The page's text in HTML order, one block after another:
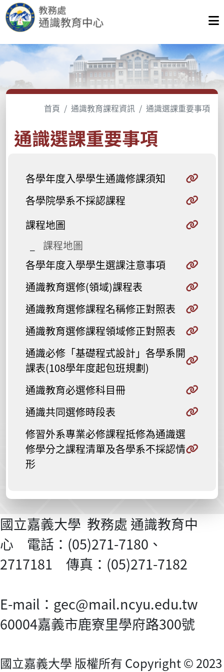
首頁 通識教育課程資訊 通識選課重要事項
通識選課重要事項
各學年度入學學生通識修課須知
各學院學系不採認課程
課程地圖
課程地圖
各學年度入學學生選課注意事項
通識教育選修(領域)課程表
通識教育選修課程名稱修正對照表
通識教育選修課程領域修正對照表
通識必修「基礎程式設計」各學系開
課表(108學年度起包班規劃)
通識教育必選修科目冊
通識共同選修時段表
修習外系專業必修課程抵修為通識選
修學分之課程清單及各學系不採認情
形
國立嘉義大學 教務處 通識教育中
心 電話：(05)271-7180、
2717181 傳真：(05)271-7182
E-mail：gec@mail.ncyu.edu.tw
60004嘉義市鹿寮里學府路300號
國立嘉義大學 版權所有 Copyright © 2023